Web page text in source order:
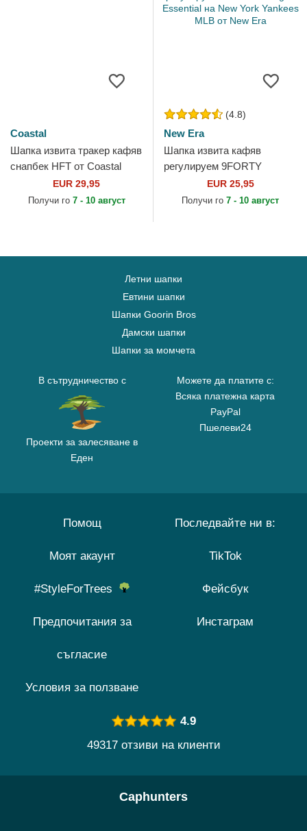
Coastal
Шапка извита тракер кафяв
снапбек HFT от Coastal
EUR 29,95
Получи го 7 - 10 август
(4.8)
New Era
Шапка извита кафяв
регулируем 9FORTY
League Essential на New
York Yankees MLB от New
EUR 25,95
Получи го 7 - 10 август
Летни шапки
Евтини шапки
Шапки Goorin Bros
Дамски шапки
Шапки за момчета
В сътрудничество с
Проекти за залесяване в
Еден
Можете да платите с:
Всяка платежна карта
PayPal
Пшелеви24
Помощ
Моят акаунт
#StyleForTrees
Предпочитания за
съгласие
Условия за ползване
Последвайте ни в:
TikTok
Фейсбук
Инстаграм
4.9
49317 отзиви на клиенти
Caphunters